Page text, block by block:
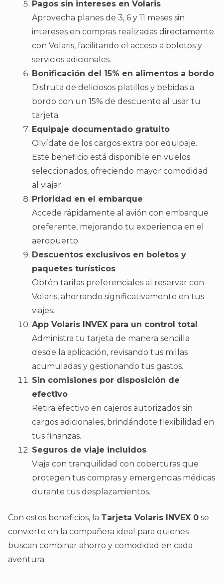
Pagos sin intereses en Volaris
Aprovecha planes de 3, 6 y 11 meses sin
intereses en compras realizadas directamente
con Volaris, facilitando el acceso a boletos y
servicios adicionales.
Bonificación del 15% en alimentos a bordo
Disfruta de deliciosos platillos y bebidas a
bordo con un 15% de descuento al usar tu
tarjeta.
Equipaje documentado gratuito
Olvídate de los cargos extra por equipaje.
Este beneficio está disponible en vuelos
seleccionados, ofreciendo mayor comodidad
al viajar.
Prioridad en el embarque
Accede rápidamente al avión con embarque
preferente, mejorando tu experiencia en el
aeropuerto.
Descuentos exclusivos en boletos y
paquetes turísticos
Obtén tarifas preferenciales al reservar con
Volaris, ahorrando significativamente en tus
viajes.
App Volaris INVEX para un control total
Administra tu tarjeta de manera sencilla
desde la aplicación, revisando tus millas
acumuladas y gestionando tus gastos.
Sin comisiones por disposición de
efectivo
Retira efectivo en cajeros autorizados sin
cargos adicionales, brindándote flexibilidad en
tus finanzas.
Seguros de viaje incluidos
Viaja con tranquilidad con coberturas que
protegen tus compras y emergencias médicas
durante tus desplazamientos.
Con estos beneficios, la Tarjeta Volaris INVEX 0 se
convierte en la compañera ideal para quienes
buscan combinar ahorro y comodidad en cada
aventura.